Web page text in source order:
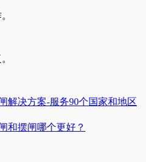
解决方案-服务90个国家和地区
和摆闸哪个更好？